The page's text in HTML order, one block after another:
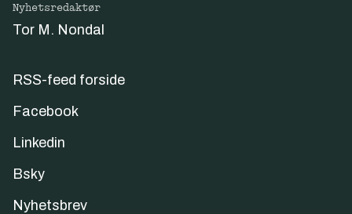
Nyhetsredaktør
Tor M. Nondal
RSS-feed forside
Facebook
Linkedin
Bsky
Nyhetsbrev